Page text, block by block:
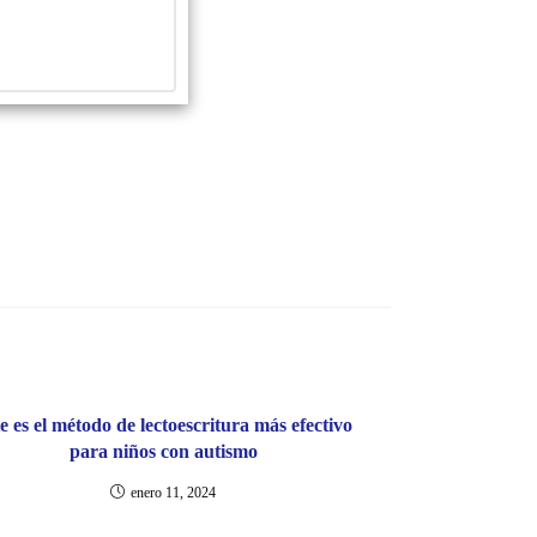
es el método de lectoescritura más efectivo
para niños con autismo
enero 11, 2024